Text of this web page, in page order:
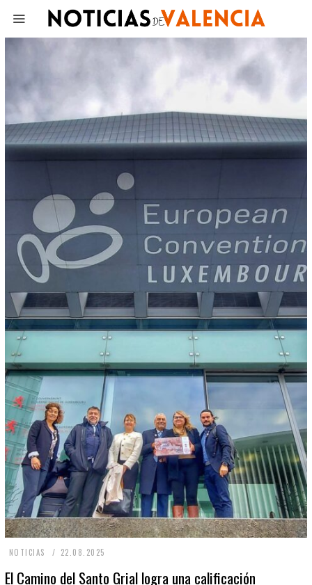
NOTICIAS 22.08.2025
El Camino del Santo Grial logra una calificación